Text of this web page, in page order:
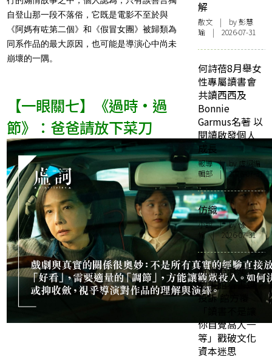
自登山那一段不落俗，它既是電影不至於與
《阿媽有咗第二個》和《假冒女團》被歸類為
同系作品的最大原因，也可能是導演心中尚未
崩壞的一隅。
【一眼關七】《過時·過
節》：爸爸請放下菜刀
解
散文 | by 彭慧
瑜 | 2026-07-31
何詩蓓8月舉女
性專屬讀書會
共讀西西及
Bonnie
Garmus名著 以
閱讀啟發個人
成長
報導| by 虛詞編
輯部 | 2026-07-31
仿織
小說| by 悇
愉 | 2026-07-31
杭州流浪漢入
圖書館看書遭
投訴 館方覆
你自覺高人一
等」戳破文化
資本迷思